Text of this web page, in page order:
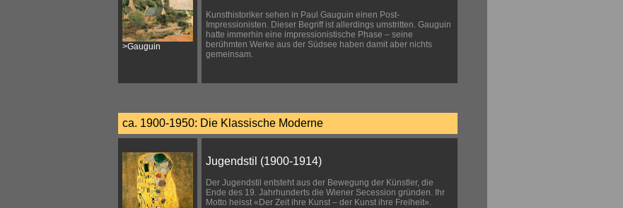
>Gauguin
Kunsthistoriker sehen in Paul Gauguin einen Post-
Impressionisten. Dieser Begriff ist allerdings umstritten. Gauguin
hatte immerhin eine impressionistische Phase – seine
berühmten Werke aus der Südsee haben damit aber nichts
gemeinsam.
ca. 1900-1950: Die Klassische Moderne
Jugendstil (1900-1914)
Der Jugendstil entsteht aus der Bewegung der Künstler, die
Ende des 19. Jahrhunderts die Wiener Secession gründen. Ihr
Motto heisst «Der Zeit ihre Kunst – der Kunst ihre Freiheit».